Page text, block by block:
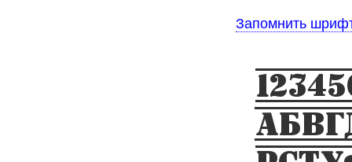
Запомнить